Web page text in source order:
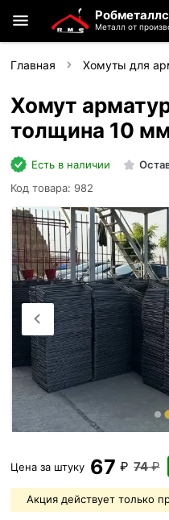
Металл от
Главная Хомуты для
Хомут
толщина 10
Есть в наличии
Код товара: 982
Цена за штуку 67 ₽ 74₽
Акция действует только